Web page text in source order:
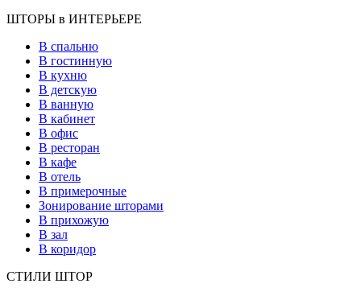
ШТОРЫ в ИНТЕРЬЕРЕ
В спальню
В гостинную
В кухню
В детскую
В ванную
В кабинет
В офис
В ресторан
В кафе
В отель
В примерочные
Зонирование шторами
В прихожую
В зал
В коридор
СТИЛИ ШТОР